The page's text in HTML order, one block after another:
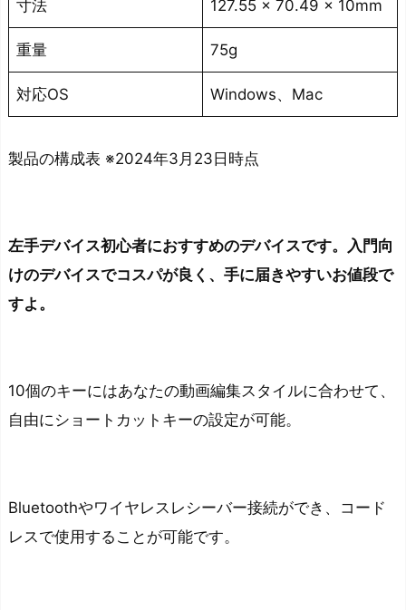
寸法 127.55 x 70.49 x 10mm
重量 75g
対応OS Windows、Mac
製品の構成表 ※2024年3月23日時点
左手デバイス初心者におすすめのデバイスです。入門向
けのデバイスでコスパが良く、手に届きやすいお値段で
すよ。
10個のキーにはあなたの動画編集スタイルに合わせて、
自由にショートカットキーの設定が可能。
Bluetoothやワイヤレスレシーバー接続ができ、コード
レスで使用することが可能です。